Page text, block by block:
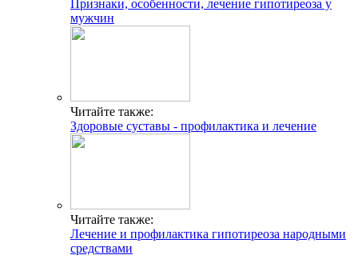
Признаки, особенности, лечение гипотиреоза у
мужчин
Читайте также:
Здоровые суставы - профилактика и лечение
Читайте также:
Лечение и профилактика гипотиреоза народными
средствами